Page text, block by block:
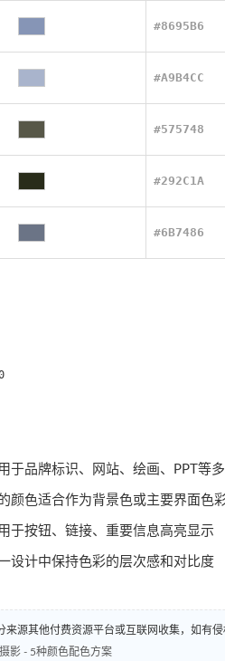
#8695B6
#A9B4CC
#575748
#292C1A
#6B7486
于品牌标识、网站、绘画、PPT等
颜色适合作为背景色或主要界面色
于按钮、链接、重要信息高亮显示
设计中保持色彩的层次感和对比度
来源其他付费资源平台或互联网收集，如有侵
影 - 5种颜色配色方案